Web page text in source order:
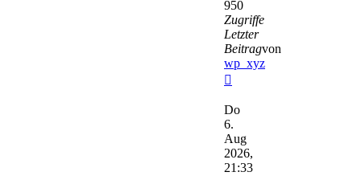
950
Zugriffe
Letzter
Beitragvon
wp_xyz
Beitrag
Do
6.
Aug
2026,
21:33